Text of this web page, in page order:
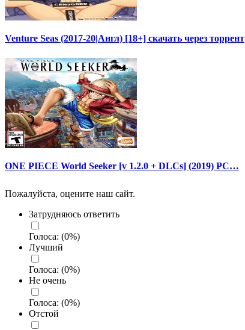
Venture Seas (2017-20|Англ) [18+] скачать через торрент
ONE PIECE World Seeker [v 1.2.0 + DLCs] (2019) PC…
Пожалуйста, оцените наш сайт.
Затрудняюсь ответить
Голоса: (0%)
Лучший
Голоса: (0%)
Не очень
Голоса: (0%)
Отстой